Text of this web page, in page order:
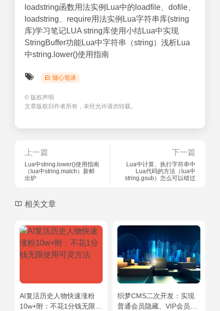
loadstring函数用法实例Lua中的loadfile、dofile、
loadstring、require用法实例Lua字符串库(string
库)学习笔记LUA string库使用小结Lua中实现
StringBuffer功能Lua中字符串（string）浅析Lua
中string.lower()使用指南
随心笔谈
© 版权声明
文章版权归作者所有，未经允许请勿转载。
上一篇
Lua中string.lower()使用指南
（lua中string.match）新鲜
出炉
下一篇
Lua中计算、执行字符串中
Lua代码的方法（lua中
string.gsub）怎么可以错过
相关文章
AI复活历史人物快速涨粉
10w+附：不花1分钱无限使
织梦CMS二次开发：实现
普通会员隐藏、VIP会员显